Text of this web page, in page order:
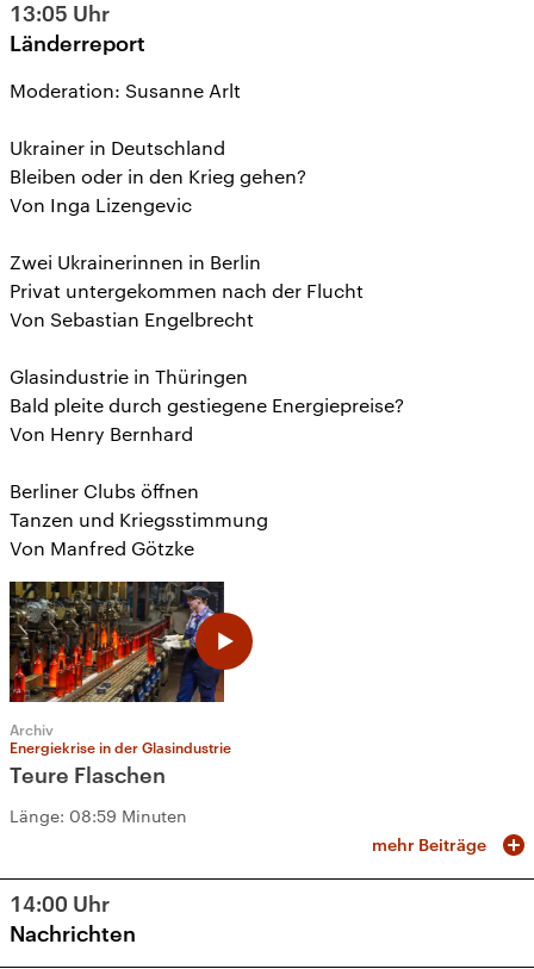
13:05 Uhr
Länderreport
Moderation: Susanne Arlt
Ukrainer in Deutschland
Bleiben oder in den Krieg gehen?
Von Inga Lizengevic
Zwei Ukrainerinnen in Berlin
Privat untergekommen nach der Flucht
Von Sebastian Engelbrecht
Glasindustrie in Thüringen
Bald pleite durch gestiegene Energiepreise?
Von Henry Bernhard
Berliner Clubs öffnen
Tanzen und Kriegsstimmung
Von Manfred Götzke
Archiv
Energiekrise in der Glasindustrie
Teure Flaschen
Länge: 08:59 Minuten
mehr Beiträge
14:00 Uhr
Nachrichten